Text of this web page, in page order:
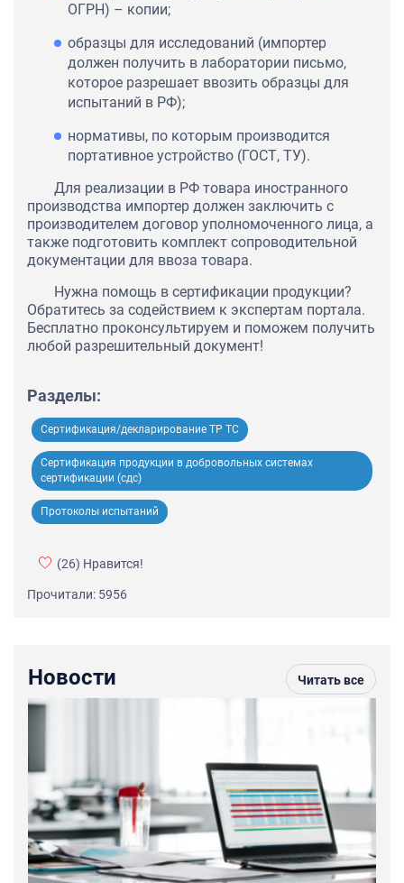
ОГРН) – копии;
образцы для исследований (импортер
должен получить в лаборатории письмо,
которое разрешает ввозить образцы для
испытаний в РФ);
нормативы, по которым производится
портативное устройство (ГОСТ, ТУ).
Для реализации в РФ товара иностранного
производства импортер должен заключить с
производителем договор уполномоченного лица, а
также подготовить комплект сопроводительной
документации для ввоза товара.
Нужна помощь в сертификации продукции?
Обратитесь за содействием к экспертам портала.
Бесплатно проконсультируем и поможем получить
любой разрешительный документ!
Разделы:
Сертификация/декларирование ТР ТС
Сертификация продукции в добровольных системах
сертификации (сдс)
Протоколы испытаний
(26) Нравится!
Прочитали: 5956
Новости Читать все